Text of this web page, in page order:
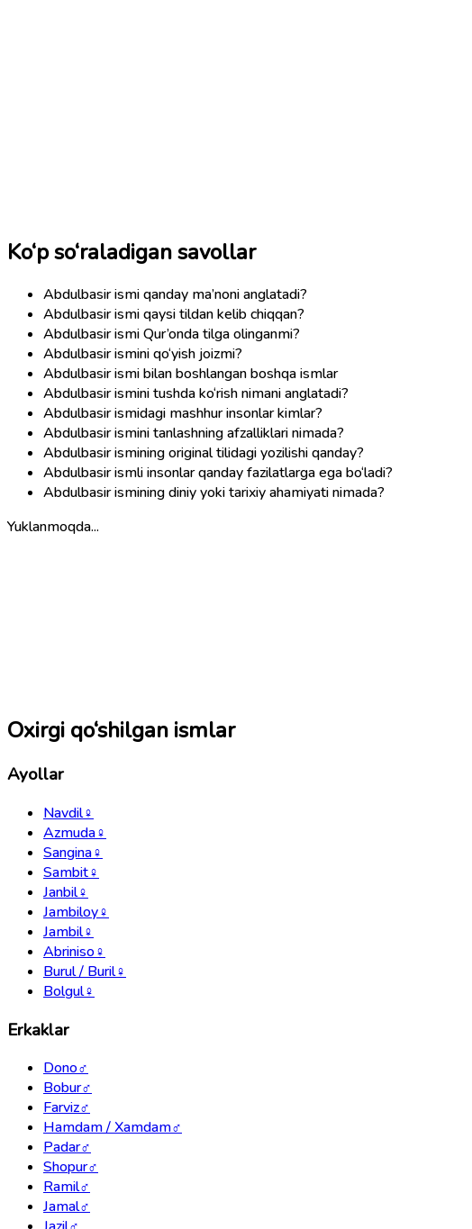
Ko‘p so‘raladigan savollar
Abdulbasir ismi qanday ma’noni anglatadi?
Abdulbasir ismi qaysi tildan kelib chiqqan?
Abdulbasir ismi Qur’onda tilga olinganmi?
Abdulbasir ismini qo‘yish joizmi?
Abdulbasir ismi bilan boshlangan boshqa ismlar
Abdulbasir ismini tushda ko‘rish nimani anglatadi?
Abdulbasir ismidagi mashhur insonlar kimlar?
Abdulbasir ismini tanlashning afzalliklari nimada?
Abdulbasir ismining original tilidagi yozilishi qanday?
Abdulbasir ismli insonlar qanday fazilatlarga ega bo‘ladi?
Abdulbasir ismining diniy yoki tarixiy ahamiyati nimada?
Yuklanmoqda...
Oxirgi qo‘shilgan ismlar
Ayollar
Navdil♀
Azmuda♀
Sangina♀
Sambit♀
Janbil♀
Jambiloy♀
Jambil♀
Abriniso♀
Burul / Buril♀
Bolgul♀
Erkaklar
Dono♂
Bobur♂
Farviz♂
Hamdam / Xamdam♂
Padar♂
Shopur♂
Ramil♂
Jamal♂